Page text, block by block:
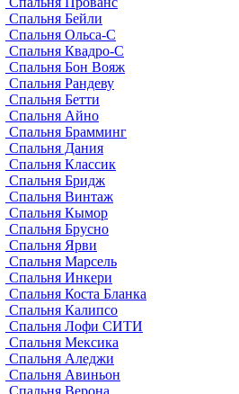
Спальня Бейли
Спальня Ольса-С
Спальня Квадро-С
Спальня Бон Вояж
Спальня Рандеву
Спальня Бетти
Спальня Айно
Спальня Брамминг
Спальня Дания
Спальня Классик
Спальня Бридж
Спальня Винтаж
Спальня Кымор
Спальня Брусно
Спальня Ярви
Спальня Марсель
Спальня Инкери
Спальня Коста Бланка
Спальня Калипсо
Спальня Лофи СИТИ
Спальня Мексика
Спальня Аледжи
Спальня Авиньон
Спальня Верона